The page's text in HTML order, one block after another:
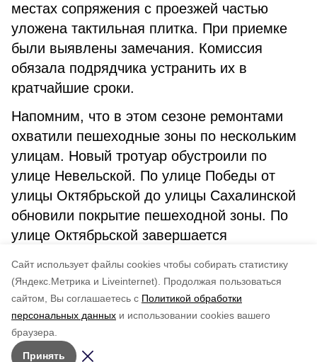
Cайт использует файлы cookies чтобы собирать статистику
(Яндекс.Метрика и Liveinternet).
Продолжая пользоваться
сайтом, Вы соглашаетесь с Политикой обработки
персональных данных и использовании cookies вашего
браузера.
Принять
местах сопряжения с проезжей частью
уложена тактильная плитка. При приемке
были выявлены замечания. Комиссия
обязала подрядчика устранить их в
кратчайшие сроки.
Напомним, что в этом сезоне ремонтами
охватили пешеходные зоны по нескольким
улицам. Новый тротуар обустроили по
улице Невельской. По улице Победы от
улицы Октябрьской до улицы Сахалинской
обновили покрытие пешеходной зоны. По
улице Октябрьской завершается
стороне.
по оценке
5